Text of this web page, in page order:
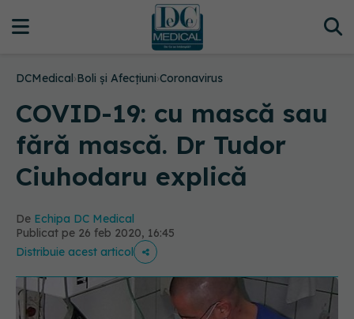
DCMedical›Boli și Afecțiuni›Coronavirus
COVID-19: cu mască sau
fără mască. Dr Tudor
Ciuhodaru explică
De Echipa DC Medical
Publicat pe 26 feb 2020, 16:45
Distribuie acest articol